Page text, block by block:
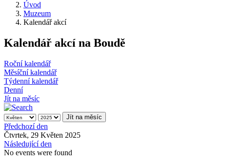
Úvod
Muzeum
Kalendář akcí
Kalendář akcí na Boudě
Roční kalendář
Měsíční kalendář
Týdenní kalendář
Denní
Jít na měsíc
Jít na měsíc
Předchozí den
Čtvrtek, 29 Květen 2025
Následující den
No events were found